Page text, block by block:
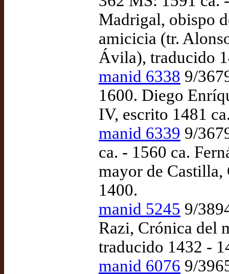
Madrigal, obispo
amicicia (tr.
Ávila), traducido
manid 6338 9/
1600. Diego
IV, escrito 1481
manid 6339 9/
ca. - 1560 ca.
mayor de
1400.
manid 5245 9/
Razi, Crónica del
traducido 1432 -
manid 6076 9/